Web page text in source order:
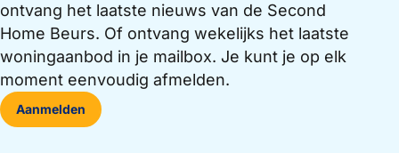
ontvang het laatste nieuws van de Second
Home Beurs. Of ontvang wekelijks het laatste
woningaanbod in je mailbox. Je kunt je op elk
moment eenvoudig afmelden.
Aanmelden